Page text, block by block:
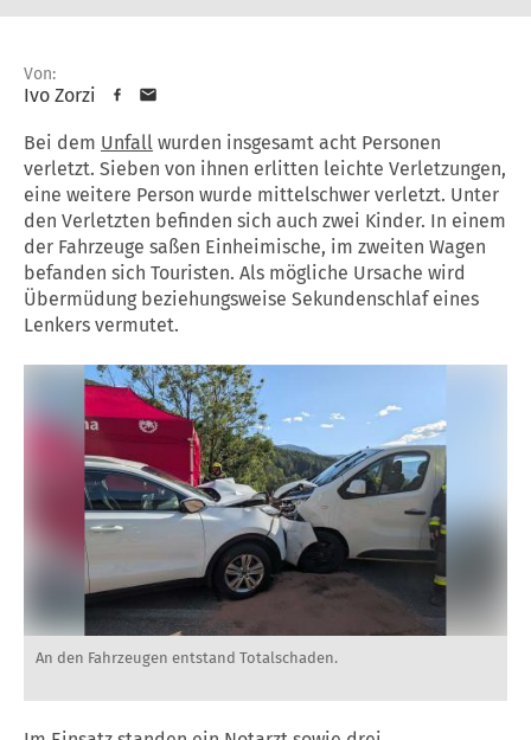
Von:
Ivo Zorzi
Bei dem Unfall wurden insgesamt acht Personen
verletzt. Sieben von ihnen erlitten leichte Verletzungen,
eine weitere Person wurde mittelschwer verletzt. Unter
den Verletzten befinden sich auch zwei Kinder. In einem
der Fahrzeuge saßen Einheimische, im zweiten Wagen
befanden sich Touristen. Als mögliche Ursache wird
Übermüdung beziehungsweise Sekundenschlaf eines
Lenkers vermutet.
An den Fahrzeugen entstand Totalschaden.